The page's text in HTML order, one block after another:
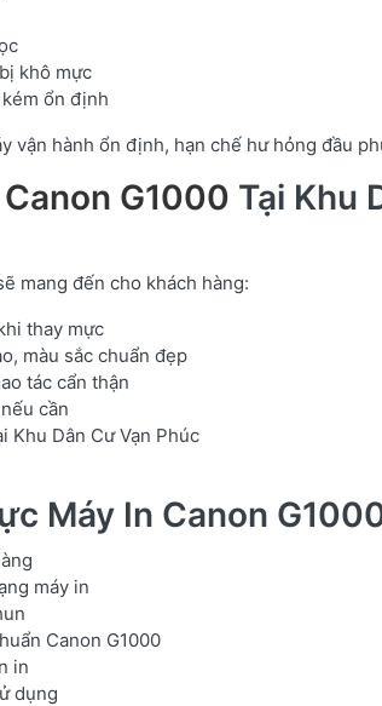
khô mực
ổn định
vận hành ổn định, hạn chế hư hỏng đầu
G1000 Tại Khu
mang đến cho khách hàng:
thay mực
màu sắc chuẩn đẹp
tác cẩn thận
cần
Khu Dân Cư Vạn Phúc
Máy In Canon
máy in
Canon G1000
in
dụng